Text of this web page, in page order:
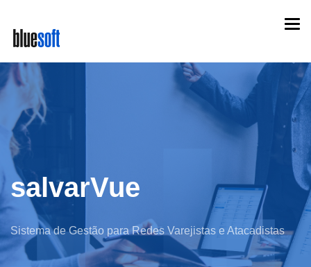
main
content
salvarVue
Sistema de Gestão para Redes Varejistas e Atacadistas